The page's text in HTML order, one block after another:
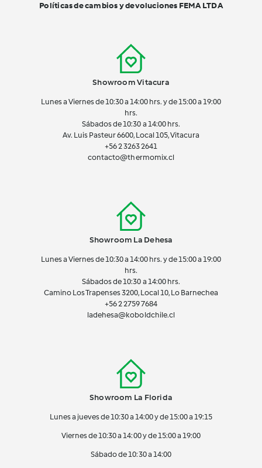
Showroom Vitacura
Lunes a Viernes de 10:30 a 14:00 hrs. y de 15:00 a 19:00
hrs.
Sábados de 10:30 a 14:00 hrs.
Av. Luis Pasteur 6600, Local 105, Vitacura
+56 2 3263 2641
contacto@thermomix.cl
Showroom La Dehesa
Lunes a Viernes de 10:30 a 14:00 hrs. y de 15:00 a 19:00
hrs.
Sábados de 10:30 a 14:00 hrs.
Camino Los Trapenses 3200, Local 10, Lo Barnechea
+56 22759 7684
ladehesa@koboldchile.cl
Showroom La Florida
Lunes a jueves de 10:30 a 14:00 y de 15:00 a 19:15
Viernes de 10:30 a 14:00 y de 15:00 a 19:00
Sábado de 10:30 a 14:00
Políticas de cambios y devoluciones FEMA LTDA